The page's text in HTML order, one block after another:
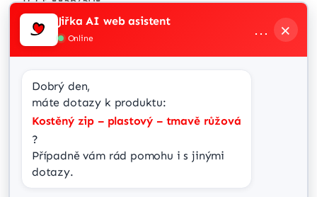
Zákaznická linka
+420 / 732 538 287
info@jir-ka.cz
Jiřka AI web asistent
Online … ×
Dobrý den,
máte dotazy k produktu:
Kostěný zip – plastový – tmavě růžová
?
Případně vám rád pomohu i s jinými
dotazy.